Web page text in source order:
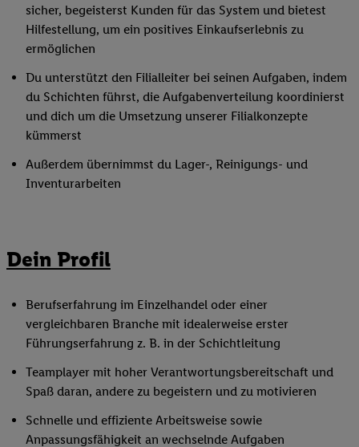
sicher, begeisterst Kunden für das System und bietest
Hilfestellung, um ein positives Einkaufserlebnis zu
ermöglichen
Du unterstützt den Filialleiter bei seinen Aufgaben, indem
du Schichten führst, die Aufgabenverteilung koordinierst
und dich um die Umsetzung unserer Filialkonzepte
kümmerst
Außerdem übernimmst du Lager-, Reinigungs- und
Inventurarbeiten
Dein Profil
Berufserfahrung im Einzelhandel oder einer
vergleichbaren Branche mit idealerweise erster
Führungserfahrung z. B. in der Schichtleitung
Teamplayer mit hoher Verantwortungsbereitschaft und
Spaß daran, andere zu begeistern und zu motivieren
Schnelle und effiziente Arbeitsweise sowie
Anpassungsfähigkeit an wechselnde Aufgaben